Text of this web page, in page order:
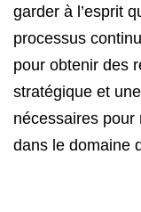
garder à l’esprit
processus
pour obtenir des
stratégique et
nécessaires
dans le domaine